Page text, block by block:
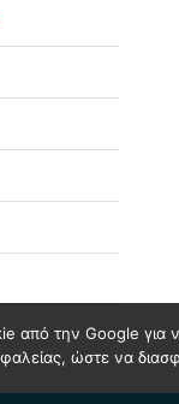
από την Google
ώστε να